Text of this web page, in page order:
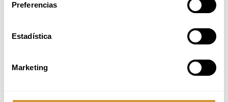
Preferencias
Estadística
Marketing
(ONLINE)